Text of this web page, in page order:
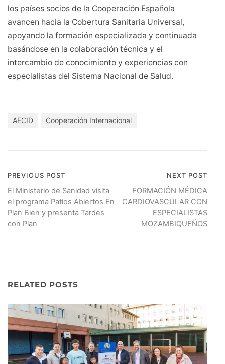
los países socios de la Cooperación Española
avancen hacia la Cobertura Sanitaria Universal,
apoyando la formación especializada y continuada
basándose en la colaboración técnica y el
intercambio de conocimiento y experiencias con
especialistas del Sistema Nacional de Salud.
AECID Cooperación Internacional
Navegación
de
entradas
PREVIOUS POST
El Ministerio de Sanidad visita
el programa Patios Abiertos En
Plan Bien y presenta Tardes
con Plan
NEXT POST
FORMACIÓN MÉDICA
CARDIOVASCULAR CON
ESPECIALISTAS
MOZAMBIQUEÑOS
RELATED POSTS